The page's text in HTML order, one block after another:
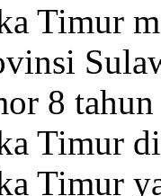
Timur
8
Timur
Timur